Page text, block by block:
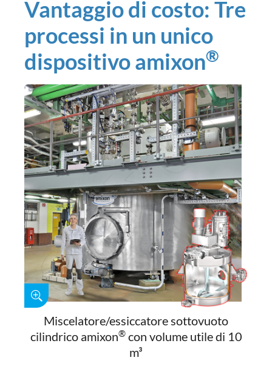
Vantaggio di costo: Tre
processi in un unico
dispositivo amixon®
Miscelatore/essiccatore sottovuoto
cilindrico amixon®con volume utile di 10
m³